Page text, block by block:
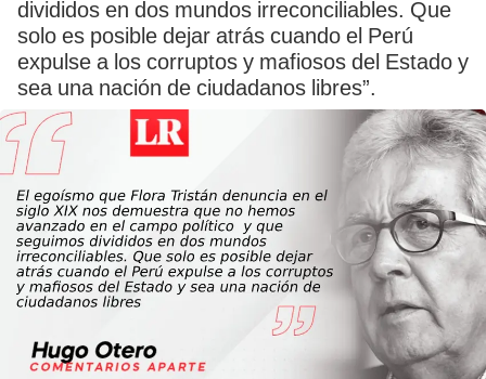
divididos en dos mundos irreconciliables. Que
solo es posible dejar atrás cuando el Perú
expulse a los corruptos y mafiosos del Estado y
sea una nación de ciudadanos libres”.